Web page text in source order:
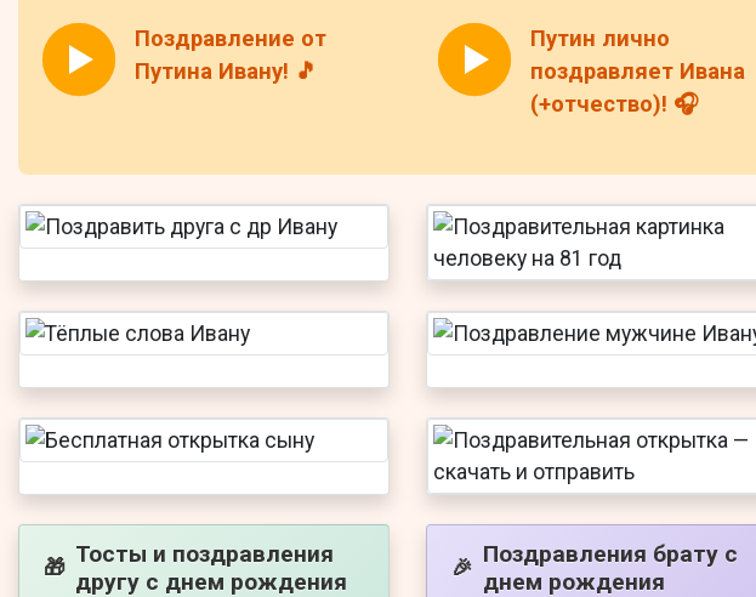
Поздравление от
Путина Ивану! 🎵
Путин лично
поздравляет Ивана
(+отчество)! 🎧
🎁 Тосты и поздравления
другу с днем рождения
🎉 Поздравления брату с
днем рождения